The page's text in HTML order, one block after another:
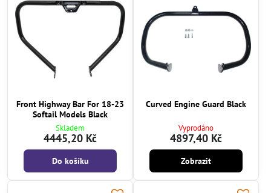
Front Highway Bar For 18-23
Softail Models Black
Skladem
4445,20 Kč
Do košíku
Curved Engine Guard Black
Vyprodáno
4897,40 Kč
Zobrazit